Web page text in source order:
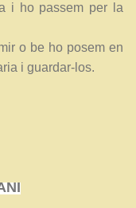
i ho passem per la
o be ho posem en
i guardar-los.